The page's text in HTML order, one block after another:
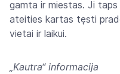
gamta ir miestas. Ji
ateities kartas tęsti
vietai ir laikui.
„Kautra“ informacija